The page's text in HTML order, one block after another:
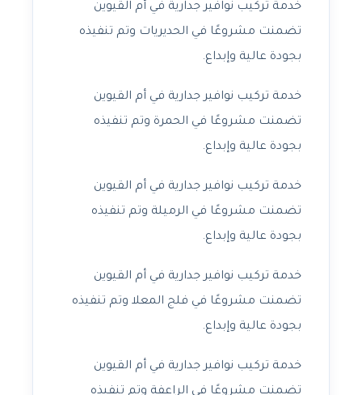
خدمة تركيب نوافير جدارية في أم القيوين
تضمنت مشروعًا في الحديريات وتم تنفيذه
بجودة عالية وإبداع.
خدمة تركيب نوافير جدارية في أم القيوين
تضمنت مشروعًا في الحمرة وتم تنفيذه
بجودة عالية وإبداع.
خدمة تركيب نوافير جدارية في أم القيوين
تضمنت مشروعًا في الرميلة وتم تنفيذه
بجودة عالية وإبداع.
خدمة تركيب نوافير جدارية في أم القيوين
تضمنت مشروعًا في فلج المعلا وتم تنفيذه
بجودة عالية وإبداع.
خدمة تركيب نوافير جدارية في أم القيوين
تضمنت مشروعًا في الراعفة وتم تنفيذه